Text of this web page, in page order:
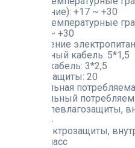
(охлаждение): +17 ~ +30
Рабочие температурные
~ +30
Подключение
Межблочный кабель: 5*1,5
Силовой кабель: 3*2,5
Автомат защиты: 20
Максимальная
Максимальный
Класс пылевлагозащиты,
IPX0/IP24
Класс электрозащиты,
класс/I класс